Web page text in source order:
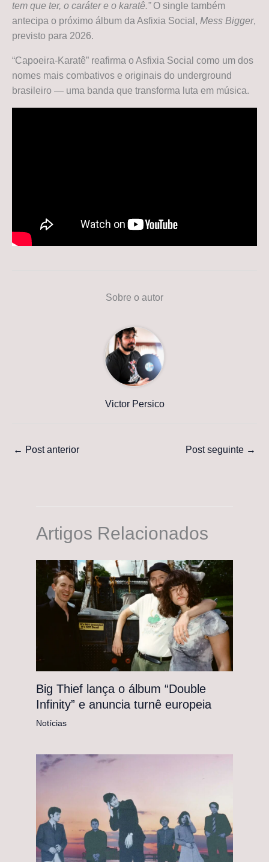
tem que ter, o caráter e o karatê.”O single também
antecipa o próximo álbum da Asfixia Social, Mess Bigger,
previsto para 2026.
“Capoeira-Karatê” reafirma o Asfixia Social como um dos
nomes mais combativos e originais do underground
brasileiro — uma banda que transforma luta em música.
Sobre o autor
Victor Persico
← Post anterior Post seguinte →
Artigos Relacionados
Big Thief lança o álbum “Double
Infinity” e anuncia turnê europeia
Notícias